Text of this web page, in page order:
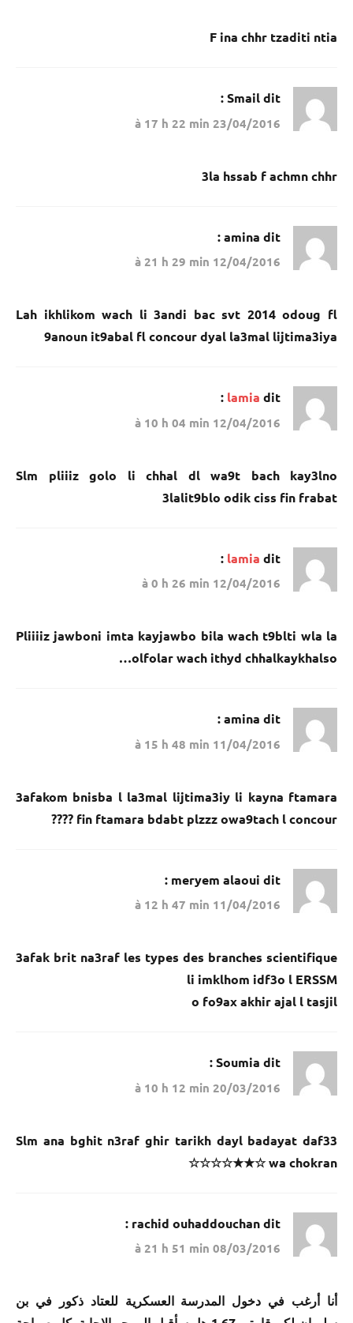
F ina chhr tzaditi ntia
Smaildit :
23/04/2016 à 17 h 22 min
3la hssab f achmn chhr
amina dit :
12/04/2016 à 21 h 29 min
Lah ikhlikom wach li 3andi bac svt 2014 odoug fl
9anoun it9abal fl concour dyal la3mal lijtima3iya
lamia dit :
12/04/2016 à 10 h 04 min
Slm pliiiz golo li chhal dl wa9t bach kay3lno
3lalit9blo odik ciss fin frabat
lamia dit :
12/04/2016 à 0 h 26 min
Pliiiiz jawboni imta kayjawbo bila wach t9blti wla la
olfolar wach ithyd chhalkaykhalso…
amina dit :
11/04/2016 à 15 h 48 min
3afakom bnisba l la3mal lijtima3iy li kayna ftamara
fin ftamara bdabt plzzz owa9tach l concour ????
meryem alaoui dit :
11/04/2016 à 12 h 47 min
3afak brit na3raf les types des branches scientifique
li imklhom idf3o l ERSSM
o fo9ax akhir ajal l tasjil
Soumia dit :
20/03/2016 à 10 h 12 min
Slm ana bghit n3raf ghir tarikh dayl badayat daf33
wa chokran ☆★★☆☆☆☆
rachid ouhaddouchandit :
08/03/2016 à 21 h 51 min
أنا أرغب في دخول المدرسة العسكرية للعتاد ذكور في بن